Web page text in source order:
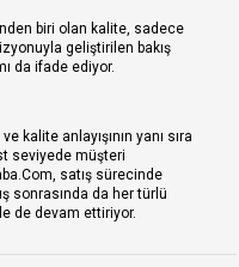
biri olan kalite, sadece
geliştirilen bakış
da ifade ediyor.
kalite anlayışının yanı sıra
seviyede müşteri
satış sürecinde
sonrasında da her türlü
de devam ettiriyor.